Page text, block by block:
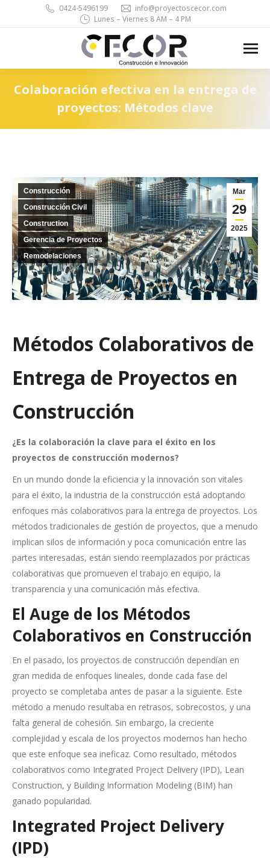
0424-5496199
info@proyectoscecor.com
Lunes – Viernes 8 AM – 4 PM
Colaboración efectiva en la entrega de
proyectos: Métodos clave
Mar
29
2025
Construcción
Construcción Civil
Construction
Gerencia de Proyectos
Remodelaciones
Métodos Colaborativos de
Entrega de Proyectos en
Construcción
¿Es la colaboración la clave para el éxito en los
proyectos de construcción modernos?
En un mundo donde la eficiencia y la innovación son vitales
para el éxito, la industria de la construcción está adoptando
enfoques más colaborativos para la entrega de proyectos. Los
métodos tradicionales de gestión de proyectos, que a menudo
implican silos de información y poca comunicación entre las
partes interesadas, están siendo reemplazados por prácticas
colaborativas que promueven el trabajo en equipo, la
transparencia y una comunicación más efectiva.
El Auge de los Métodos
Colaborativos en Construcción
En el pasado, los proyectos de construcción dependían en
gran medida de enfoques lineales, donde cada fase del
proyecto se completaba antes de pasar a la siguiente. Este
método a menudo resultaba en retrasos, sobrecostos, y una
falta general de cohesión. Sin embargo, la creciente
complejidad y escala de los proyectos modernos han hecho
que este enfoque sea ineficaz. Como resultado, métodos
colaborativos como Integrated Project Delivery (IPD), Lean
Construction, y Building Information Modeling (BIM) han
ganado popularidad.
Integrated Project Delivery
(IPD)